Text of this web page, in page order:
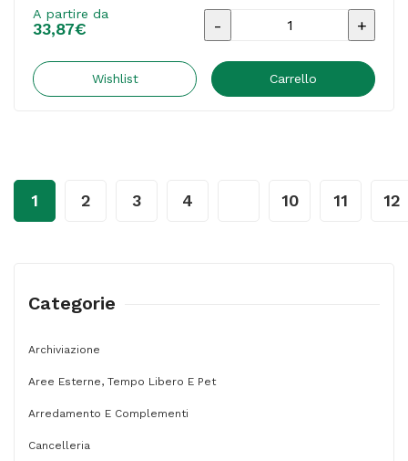
A partire da
33,87€
Adesivo
Take
x
Wishlist Carrello
1 2 3 4 10 11 12
Categorie
Archiviazione
Aree Esterne, Tempo Libero E Pet
Arredamento E Complementi
Cancelleria